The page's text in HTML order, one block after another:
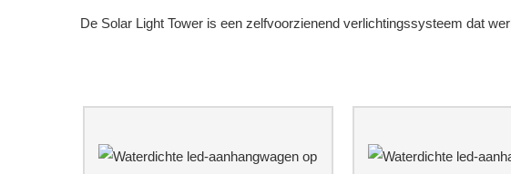
De Solar Light Tower is een zelfvoorzienend verlichtingssysteem dat